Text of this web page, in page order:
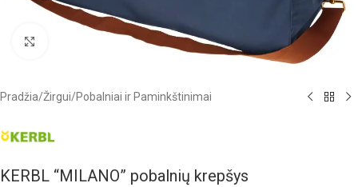
Pradžia/Žirgui/Pobalniai ir Paminkštinimai
KERBL “MILANO” pobalnių krepšys